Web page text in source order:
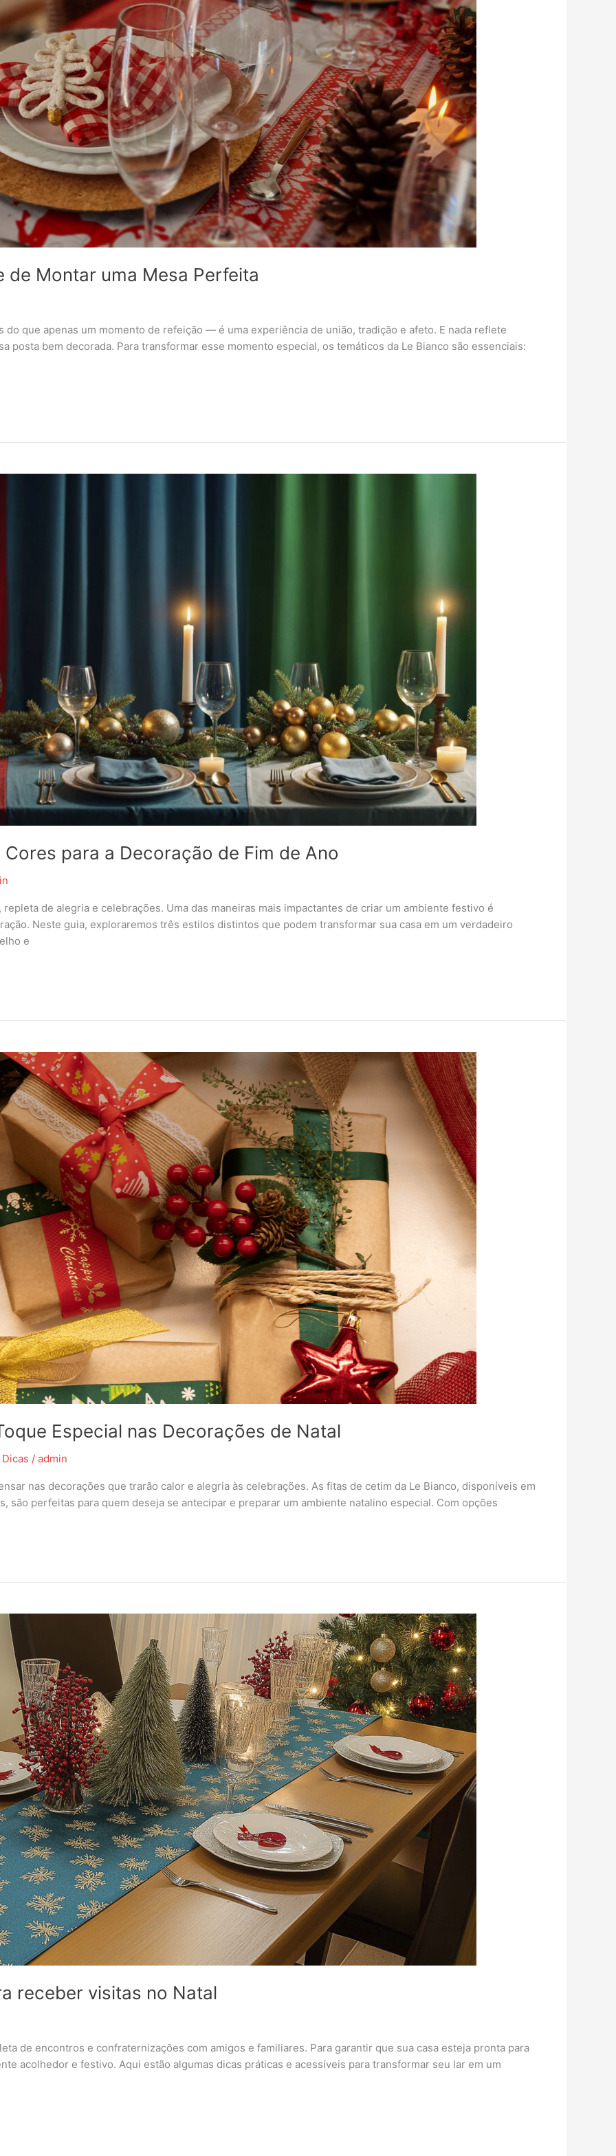
Montar uma Mesa Perfeita
do que apenas um momento de refeição — é uma experiência de união, tradição e afeto. E nada reflete
posta bem decorada. Para transformar esse momento especial, os temáticos da Le Bianco são essenciais:
para a Decoração de Fim de Ano
de alegria e celebrações. Uma das maneiras mais impactantes de criar um ambiente festivo é
Neste guia, exploraremos três estilos distintos que podem transformar sua casa em um verdadeiro
e
Especial nas Decorações de Natal
Dicas / admin
nas decorações que trarão calor e alegria às celebrações. As fitas de cetim da Le Bianco, disponíveis em
são perfeitas para quem deseja se antecipar e preparar um ambiente natalino especial. Com opções
receber visitas no Natal
de encontros e confraternizações com amigos e familiares. Para garantir que sua casa esteja pronta para
acolhedor e festivo. Aqui estão algumas dicas práticas e acessíveis para transformar seu lar em um